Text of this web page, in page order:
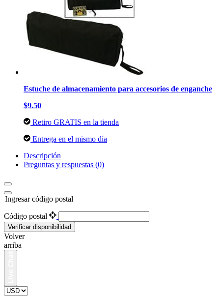
Estuche de almacenamiento para accesorios de enganche
$9.50
Retiro GRATIS en la tienda
Entrega en el mismo día
Descripción
Preguntas y respuestas (0)
Ingresar código postal
Código postal
Verificar disponibilidad
Volver
arriba